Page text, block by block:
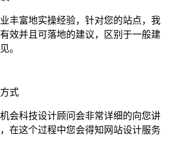
丰富地实操经验，针对您的站点，我
效并且可落地的建议，区别于一般建
。
式
会科技设计顾问会非常详细的向您讲
在这个过程中您会得知网站设计服务